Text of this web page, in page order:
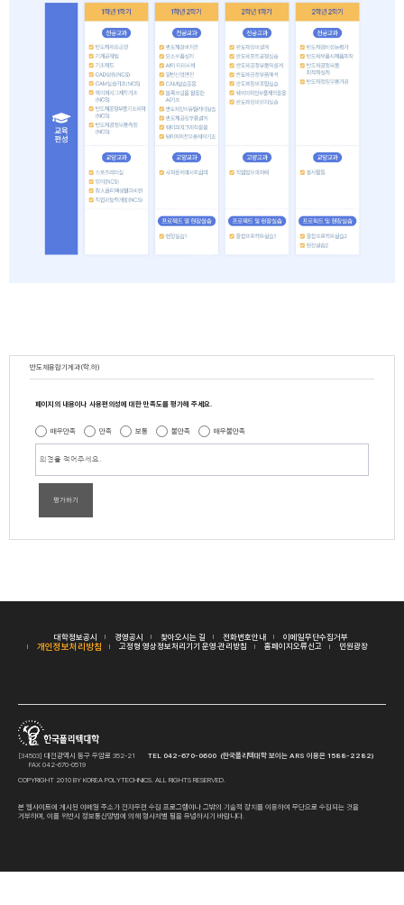
반도체융합기계과(학.하)
페이지의 내용이나 사용편의성에 대한 만족도를 평가해 주세요.
매우만족 만족 보통 불만족 매우불만족
평가하기
대학정보공시 경영공시 찾아오시는 길 전화번호안내 이메일무단수집거부
개인정보처리방침 고정형 영상정보처리기기 운영·관리방침 홈페이지오류신고 민원광장
[34503] 대전광역시 동구 우암로 352-21 TEL 042-670-0600 (한국폴리텍대학 보이는 ARS 이용은 1588-2282)
FAX 042-670-0519
COPYRIGHT 2010 BY KOREA POLYTECHNICS. ALL RIGHTS RESERVED.
본 웹사이트에 게시된 이메일 주소가 전자우편 수집 프로그램이나 그밖의 기술적 장치를 이용하여 무단으로 수집되는 것을
거부하며, 이를 위반시 정보통신망법에 의해 형사처벌 됨을 유념하시기 바랍니다.